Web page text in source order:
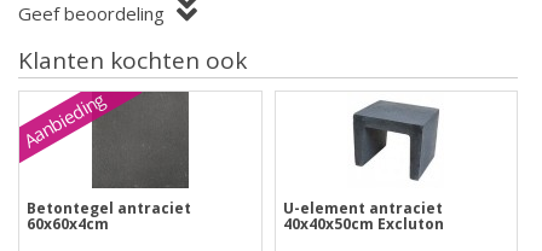
Geef beoordeling
Klanten kochten ook
Aanbieding
Betontegel antraciet
60x60x4cm
U-element antraciet
40x40x50cm Excluton